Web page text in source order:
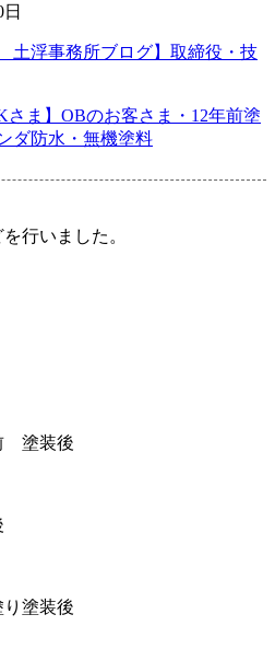
土浮事務所ブログ】取締役・技
さま】OBのお客さま・12年前塗
ダ防水・無機塗料
行いました。
塗装後
塗装後